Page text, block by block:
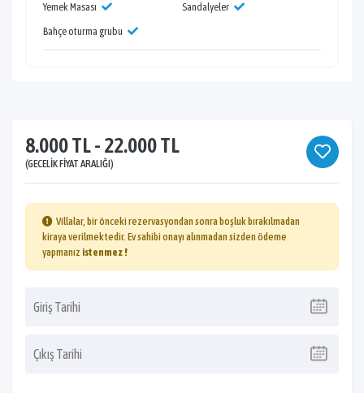
Yemek Masası
Sandalyeler
Bahçe oturma grubu
8.000 TL - 22.000 TL
(GECELIK FIYAT ARALIĞI)
Villalar, bir önceki rezervasyondan sonra boşluk bırakılmadan
kiraya verilmektedir. Ev sahibi onayı alınmadan sizden ödeme
yapmanız istenmez !